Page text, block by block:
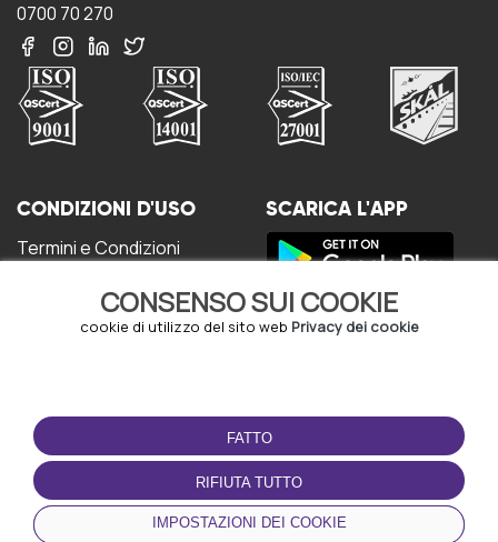
CONSENSO SUI COOKIE
cookie di utilizzo del sito web Privacy dei cookie
FATTO
RIFIUTA TUTTO
IMPOSTAZIONI DEI COOKIE
0700 70 270
CONDIZIONI D'USO
Termini e Condizioni
Gestione dei Cookie
Accordo per gli utenti
SCARICA L'APP
© Copyright - URBO 2026